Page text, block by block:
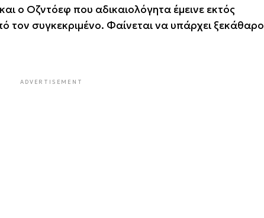
ο Οζντόεφ που αδικαιολόγητα έμεινε εκτός
τον συγκεκριμένο. Φαίνεται να υπάρχει ξεκάθαρο
ADVERTISEMENT